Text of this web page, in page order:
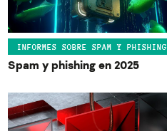
INFORMES SOBRE SPAM Y PHISHING
Spam y phishing en 2025